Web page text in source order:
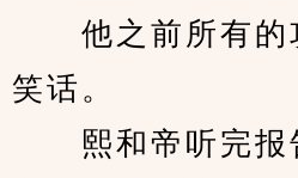
他之前所有的
笑话。
熙和帝听完报